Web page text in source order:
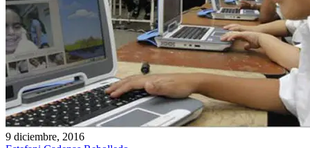
9 diciembre, 2016